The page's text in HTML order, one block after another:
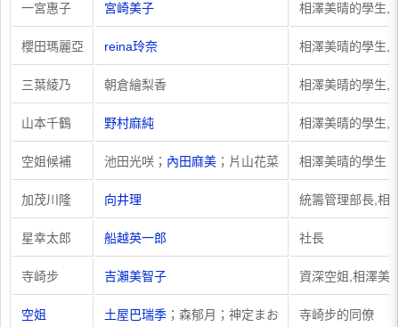
一宮惠子 宮崎美子 相澤美晴的學生,
櫻田瑪麗亞 reina玲奈 相澤美晴的學生,
三葉綾乃 朝倉繪梨香 相澤美晴的學生,
山本千鶴 野村麻純 相澤美晴的學生,
空姐候補 池田光咲； 內田麻美 ；片山花菜 相澤美晴的學生
加茂川隆 向井理 統籌管理部長,相
星幸太郎 船越英一郎 社長
寺崎步 吉瀨美智子 資深空姐,相澤美
空姐 土屋巴瑞季 ；森郁月；神定まお 寺崎步的同僚